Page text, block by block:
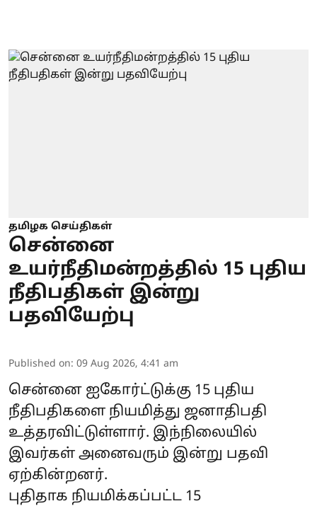
தமிழக செய்திகள்
சென்னை
உயர்நீதிமன்றத்தில் 15 புதிய
நீதிபதிகள் இன்று
பதவியேற்பு
Published on: 09 Aug 2026, 4:41 am
சென்னை ஐகோர்ட்டுக்கு 15 புதிய
நீதிபதிகளை நியமித்து ஜனாதிபதி
உத்தரவிட்டுள்ளார். இந்நிலையில்
இவர்கள் அனைவரும் இன்று பதவி
ஏற்கின்றனர்.
புதிதாக நியமிக்கப்பட்ட 15